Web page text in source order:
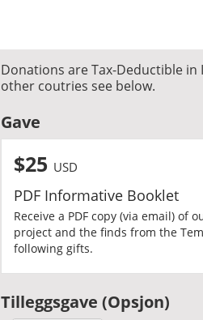
Donations are Tax-Deductible
other coutries see below.
Gave
$25 USD
PDF Informative Booklet
Receive a PDF copy (via email) of
project and the finds from the
following gifts.
Tilleggsgave (Opsjon)